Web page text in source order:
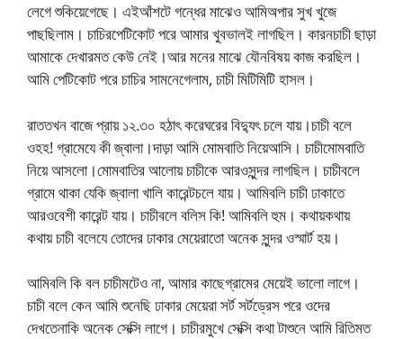
লেগে শুকিয়েগেছে। এইআঁশটে গন্ধের মাঝেও আমিঅপার সুখ খুজে
পাছছিলাম। চাচিরপেটিকোট পরে আমার খুবভালই লাগছিল। কারনচাচী ছাড়া
আমাকে দেখারমত কেউ নেই।আর মনের মাঝে যৌনবিষয় কাজ করছিল।
আমি পেটিকোট পরে চাচির সামনেগেলাম, চাচী মিটিমিটি হাসল।
রাততখন বাজে প্রায় ১২.৩০ হঠাৎ করেঘরের বিদ্যুৎ চলে যায়।চাচী বলে
ওহহ! গ্রামেযে কী জ্বালা।দাড়া আমি মোমবাতি নিয়েআসি। চাচীমোমবাতি
নিয়ে আসলো।মোমবাতির আলোয় চাচীকে আরওসুন্দর লাগছিল। চাচীবলে
গ্রামে থাকা যেকি জ্বালা খালি কারেন্টচলে যায়। আমিবলি চাচী ঢাকাতে
আরওবেশী কারেন্ট যায়। চাচীবলে বলিস কি! আমিবলি হুম। কথায়কথায়
কথায় চাচী বলেযে তোদের ঢাকার মেয়েরাতো অনেক সুন্দর ওস্মার্ট হয়।
আমিবলি কি বল চাচীমটেও না, আমার কাছেগ্রামের মেয়েই ভালো লাগে।
চাচী বলে কেন আমি শুনেছি ঢাকার মেয়েরা সর্ট সর্টড্রেস পরে ওদের
দেখতেনাকি অনেক সেক্সি লাগে। চাচীরমুখে সেক্সি কথা টাশুনে আমি রিতিমত